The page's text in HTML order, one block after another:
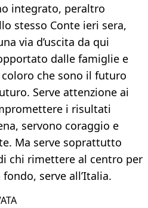
integrato, peraltro
stesso Conte ieri sera,
via d’uscita da qui
dalle famiglie e
che sono il futuro
Serve attenzione ai
i risultati
servono coraggio e
Ma serve soprattutto
chi rimettere al centro per
fondo, serve all’Italia.